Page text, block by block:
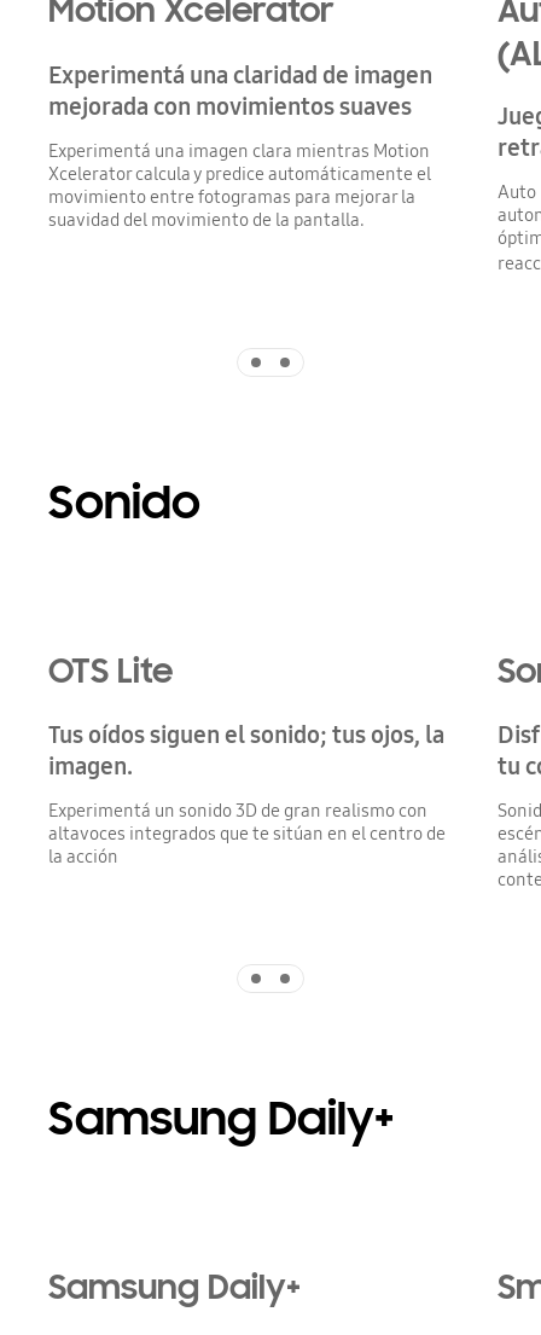
Motion Xcelerator
Experimentá una claridad de imagen
mejorada con movimientos suaves
Experimentá una imagen clara mientras Motion
Xcelerator calcula y predice automáticamente el
movimiento entre fotogramas para mejorar la
suavidad del movimiento de la pantalla.
Auto
Sonido
OTS Lite
Tus oídos siguen el sonido; tus ojos, la
imagen.
Experimentá un sonido 3D de gran realismo con
altavoces integrados que te sitúan en el centro de
la acción
tu
Samsung Daily+
Samsung Daily+